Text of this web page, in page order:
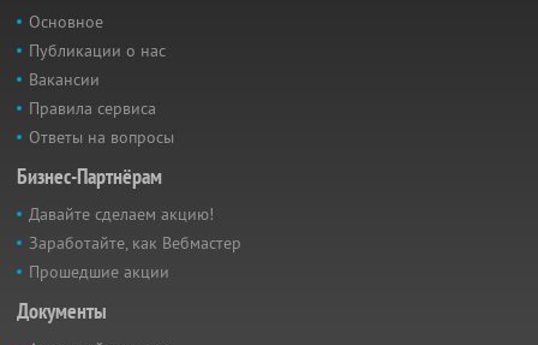
Основное
Публикации о нас
Вакансии
Правила сервиса
Ответы на вопросы
Бизнес-Партнёрам
Давайте сделаем акцию!
Заработайте, как Вебмастер
Прошедшие акции
Документы